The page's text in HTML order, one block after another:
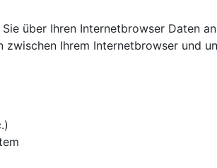
über Ihren Internetbrowser Daten
Ihrem Internetbrowser und